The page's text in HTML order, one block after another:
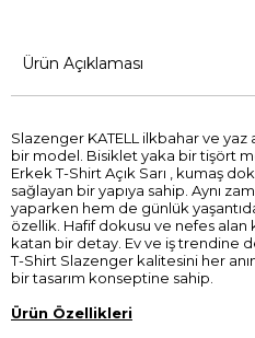
Ürün Açıklaması
Slazenger KATELL ilkbahar ve
bir model. Bisiklet yaka bir tişört
Erkek T-Shirt Açık Sarı , kumaş
sağlayan bir yapıya sahip. Aynı
yaparken hem de günlük
özellik. Hafif dokusu ve nefes alan
katan bir detay. Ev ve iş trendine
T-Shirt Slazenger kalitesini her
bir tasarım konseptine sahip.
Ürün Özellikleri